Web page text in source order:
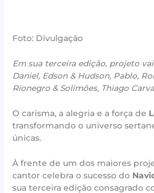
Foto: Divulgação
Em sua terceira edição, projeto
Daniel, Edson & Hudson, Pablo,
Rionegro & Solimões, Thiago
O carisma, a alegria e a força de
transformando o universo
únicas.
À frente de um dos maiores
cantor celebra o sucesso do
sua terceira edição consagrado